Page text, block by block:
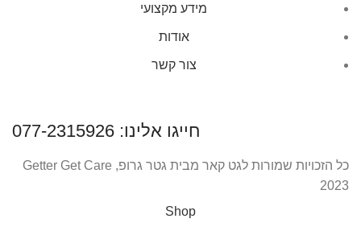
מידע מקצועי
אודות
צור קשר
חייגו אלינו: 077-2315926
כל הזכויות שמורות לגט קאר מבית גטר גרופ, Getter Get Care
2023
Shop